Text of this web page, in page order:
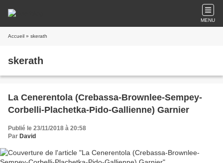
MENU
Accueil » skerath
skerath
La Cenerentola (Crebassa-Brownlee-Sempey-
Corbelli-Plachetka-Pido-Gallienne) Garnier
Publié le 23/11/2018 à 20:58
Par David